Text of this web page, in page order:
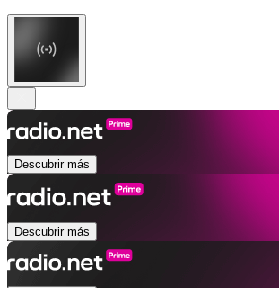
Descubrir más
Descubrir más